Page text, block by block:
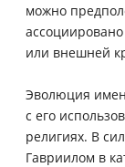
можно
или внешней
Эволюция
с его
религиях. В
Гавриилом в